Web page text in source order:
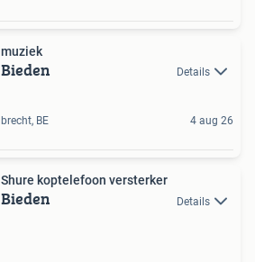
muziek
Bieden Details
brecht, BE 4 aug 26
Shure koptelefoon versterker
Bieden Details